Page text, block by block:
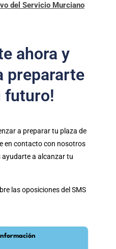
del Servicio Murciano
ahora y
prepararte
futuro!
a preparar tu plaza de
en contacto con nosotros
a alcanzar tu
las oposiciones del SMS